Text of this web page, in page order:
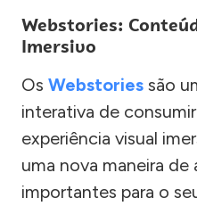
Webstories:
Imersivo
Os Webstories são
interativa de
experiência visual
uma nova maneira
importantes para o